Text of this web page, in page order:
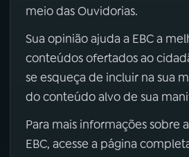
meio das Ouvidorias.
Sua opinião ajuda a EBC a
conteúdos ofertados ao
se esqueça de incluir na sua
do conteúdo alvo de sua
Para mais informações sobre
EBC, acesse a página